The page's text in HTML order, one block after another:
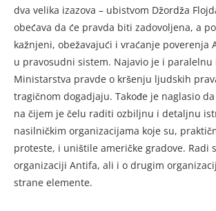
dva velika izazova – ubistvom Džordža
obećava da će pravda biti zadovoljena, a
kažnjeni, obežavajući i vraćanje poverenja
u pravosudni sistem. Najavio je i paralelnu
Ministarstva pravde o kršenju ljudskih
tragičnom dogadjaju. Takođe je naglasio
na čijem je čelu raditi ozbiljnu i detaljnu
nasilničkim organizacijama koje su,
proteste, i uništile američke gradove. Radi
organizaciji Antifa, ali i o drugim
strane elemente.